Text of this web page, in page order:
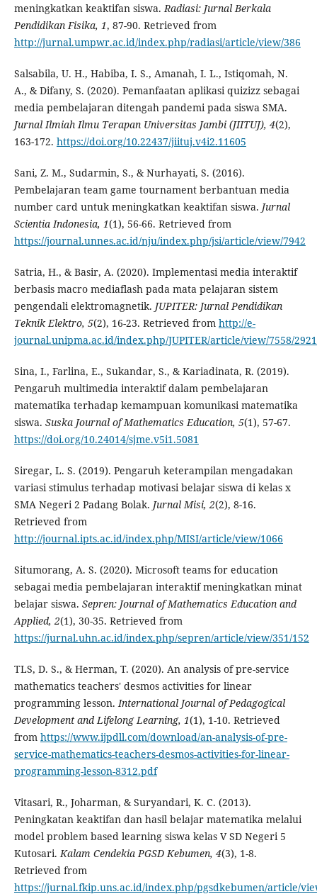
meningkatkan keaktifan siswa. Radiasi: Jurnal Berkala
Pendidikan Fisika, 1, 87-90. Retrieved from
http://jurnal.umpwr.ac.id/index.php/radiasi/article/view/386
Salsabila, U. H., Habiba, I. S., Amanah, I. L., Istiqomah, N.
A., & Difany, S. (2020). Pemanfaatan aplikasi quizizz sebagai
media pembelajaran ditengah pandemi pada siswa SMA.
Jurnal Ilmiah Ilmu Terapan Universitas Jambi (JIITUJ), 4(2),
163-172. https://doi.org/10.22437/jiituj.v4i2.11605
Sani, Z. M., Sudarmin, S., & Nurhayati, S. (2016).
Pembelajaran team game tournament berbantuan media
number card untuk meningkatkan keaktifan siswa. Jurnal
Scientia Indonesia, 1(1), 56-66. Retrieved from
https://journal.unnes.ac.id/nju/index.php/jsi/article/view/7942
Satria, H., & Basir, A. (2020). Implementasi media interaktif
berbasis macro mediaflash pada mata pelajaran sistem
pengendali elektromagnetik. JUPITER: Jurnal Pendidikan
Teknik Elektro, 5(2), 16-23. Retrieved from http://e-
journal.unipma.ac.id/index.php/JUPITER/article/view/7558/2921
Sina, I., Farlina, E., Sukandar, S., & Kariadinata, R. (2019).
Pengaruh multimedia interaktif dalam pembelajaran
matematika terhadap kemampuan komunikasi matematika
siswa. Suska Journal of Mathematics Education, 5(1), 57-67.
https://doi.org/10.24014/sjme.v5i1.5081
Siregar, L. S. (2019). Pengaruh keterampilan mengadakan
variasi stimulus terhadap motivasi belajar siswa di kelas x
SMA Negeri 2 Padang Bolak. Jurnal Misi, 2(2), 8-16.
Retrieved from
http://journal.ipts.ac.id/index.php/MISI/article/view/1066
Situmorang, A. S. (2020). Microsoft teams for education
sebagai media pembelajaran interaktif meningkatkan minat
belajar siswa. Sepren: Journal of Mathematics Education and
Applied, 2(1), 30-35. Retrieved from
https://jurnal.uhn.ac.id/index.php/sepren/article/view/351/152
TLS, D. S., & Herman, T. (2020). An analysis of pre-service
mathematics teachers' desmos activities for linear
programming lesson. International Journal of Pedagogical
Development and Lifelong Learning, 1(1), 1-10. Retrieved
from https://www.ijpdll.com/download/an-analysis-of-pre-
service-mathematics-teachers-desmos-activities-for-linear-
programming-lesson-8312.pdf
Vitasari, R., Joharman, & Suryandari, K. C. (2013).
Peningkatan keaktifan dan hasil belajar matematika melalui
model problem based learning siswa kelas V SD Negeri 5
Kutosari. Kalam Cendekia PGSD Kebumen, 4(3), 1-8.
Retrieved from
https://jurnal.fkip.uns.ac.id/index.php/pgsdkebumen/article/